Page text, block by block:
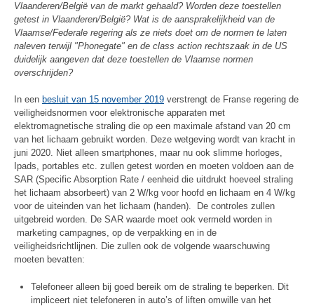
Vlaanderen/België van de markt gehaald? Worden deze toestellen
getest in Vlaanderen/België? Wat is de aansprakelijkheid van de
Vlaamse/Federale regering als ze niets doet om de normen te laten
naleven terwijl "Phonegate" en de class action rechtszaak in de US
duidelijk aangeven dat deze toestellen de Vlaamse normen
overschrijden?
In een besluit van 15 november 2019 verstrengt de Franse regering de
veiligheidsnormen voor elektronische apparaten met
elektromagnetische straling die op een maximale afstand van 20 cm
van het lichaam gebruikt worden. Deze wetgeving wordt van kracht in
juni 2020. Niet alleen smartphones, maar nu ook slimme horloges,
Ipads, portables etc. zullen getest worden en moeten voldoen aan de
SAR (Specific Absorption Rate / eenheid die uitdrukt hoeveel straling
het lichaam absorbeert) van 2 W/kg voor hoofd en lichaam en 4 W/kg
voor de uiteinden van het lichaam (handen). De controles zullen
uitgebreid worden. De SAR waarde moet ook vermeld worden in
marketing campagnes, op de verpakking en in de
veiligheidsrichtlijnen. Die zullen ook de volgende waarschuwing
moeten bevatten:
Telefoneer alleen bij goed bereik om de straling te beperken. Dit
impliceert niet telefoneren in auto’s of liften omwille van het